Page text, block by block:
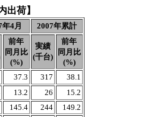
出荷】
年4月 2007年累計
前年
同月比
(%)
実績
(千台)
前年
同月比
(%)
37.3 317
38.1
13.2 26
15.2
145.4 244
149.2